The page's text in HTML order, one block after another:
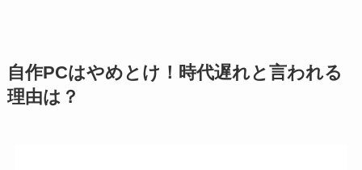
自作PCはやめとけ！時代遅れと言われる
理由は？